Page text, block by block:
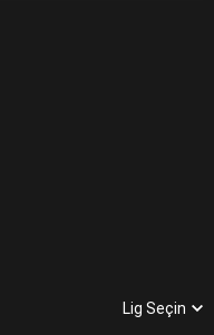
Lig Seçin